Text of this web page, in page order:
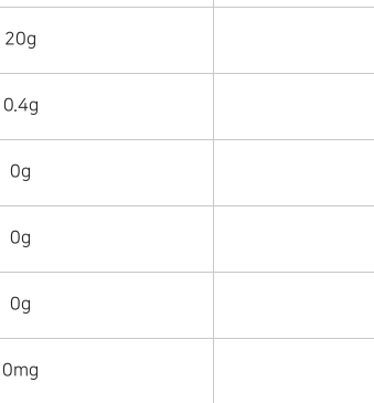
20g
0.4g
0g
0g
0g
0mg